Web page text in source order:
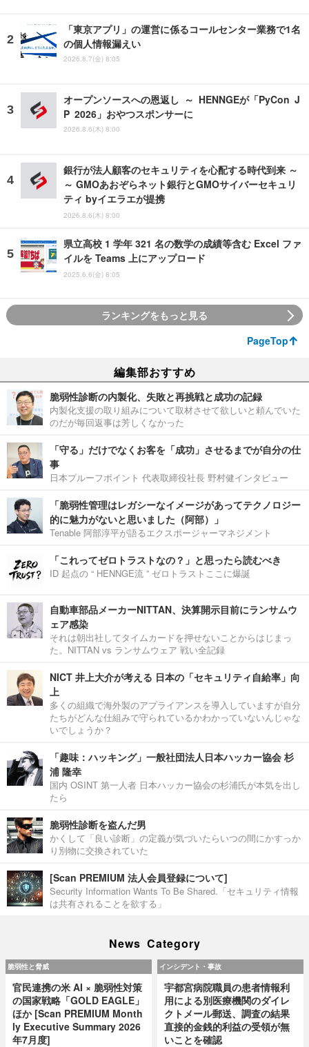
「東京アプリ」の運営に係るコールセンター業務で1名
の個人情報漏えい
2026.8.7(金) 8:05
オープンソースへの恩返し ～ HENNGEが「PyCon J
P 2026」おやつスポンサーに
2026.8.6(木) 8:00
銀行が法人顧客のセキュリティを心配する時代到来 ～
～ GMOあおぞらネット銀行とGMOサイバーセキュリ
ティ byイエラエが提携
2026.8.6(木) 8:00
県立高校 1 学年 321 名の数学の成績等含む Excel ファ
イルを Teams 上にアップロード
2025.6.6(金) 8:05
ランキングをもっと見る
PageTop
編集部おすすめ
脆弱性診断の内製化、失敗と再挑戦と成功の記録
内製化支援の取り組みについて取材させて欲しいと頼んでいた
のだが毎回返事は芳しくなかった
「守る」だけでなくお客を「成功」させるまでが自分の仕
事
日本プルーフポイント 代表取締役社長 野村健インタビュー
「脆弱性管理はレガシーなイメージがあってテクノロジー
的に魅力がないと思いました（阿部）」
Tenable 阿部淳平が語るエクスポージャーマネジメント
「これってゼロトラストなの？」と思ったら読むべき
ID 起点の “ HENNGE流 ” ゼロトラストここに爆誕
自動車部品メーカーNITTAN、決算開示目前にランサムウ
ェア感染
それは朝出社してタイムカードを押せないことからはじまっ
た。NITTAN vs ランサムウェア 戦い全記録
NICT 井上大介が考える 日本の「セキュリティ自給率」向
上
多くの組織で海外製のアプライアンスを導入していますが自分
たちがどんな仕組みで守られているかわかっていないんじゃな
いでしょうか？
「趣味：ハッキング」一般社団法人日本ハッカー協会 杉
浦 隆幸
国内 OSINT 第一人者 日本ハッカー協会の杉浦氏が本気を出し
たら
脆弱性診断を盗んだ男
かくして「良い診断」の定義が気づいたらいつの間にかすっか
り別物に交換されていた
[Scan PREMIUM 法人会員登録について]
Security Information Wants To Be Shared.「セキュリティ情報
は共有されることを欲する」
News Category
脆弱性と脅威
官民連携の米 AI × 脆弱性対策
の国家戦略「GOLD EAGLE」
ほか [Scan PREMIUM Month
ly Executive Summary 2026
年7月度]
インシデント・事故
宇都宮病院職員の患者情報利
用による別医療機関のダイレ
クトメール郵送、調査の結果
直接的金銭的利益の受領が無
いことを確認